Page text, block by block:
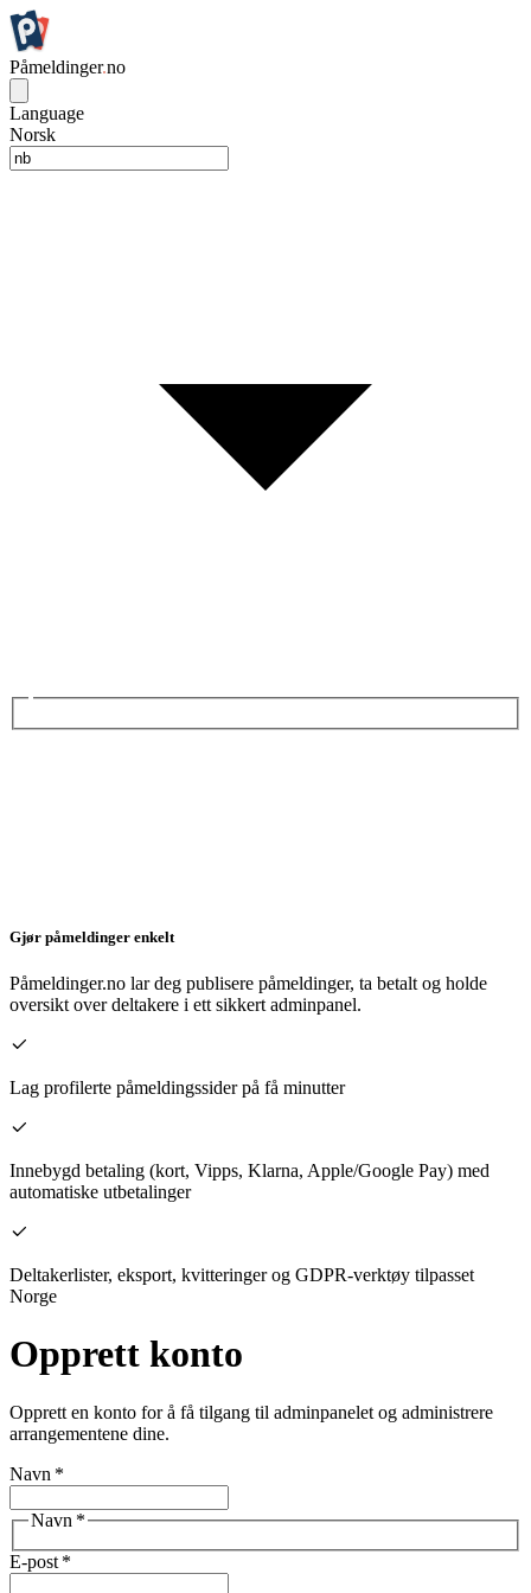
Påmeldinger.no
Language
Norsk
Gjør påmeldinger enkelt
Påmeldinger.no lar deg publisere påmeldinger, ta betalt og holde
oversikt over deltakere i ett sikkert adminpanel.
Lag profilerte påmeldingssider på få minutter
Innebygd betaling (kort, Vipps, Klarna, Apple/Google Pay) med
automatiske utbetalinger
Deltakerlister, eksport, kvitteringer og GDPR-verktøy tilpasset
Norge
Opprett konto
Opprett en konto for å få tilgang til adminpanelet og administrere
arrangementene dine.
Navn *
Navn *
E-post *